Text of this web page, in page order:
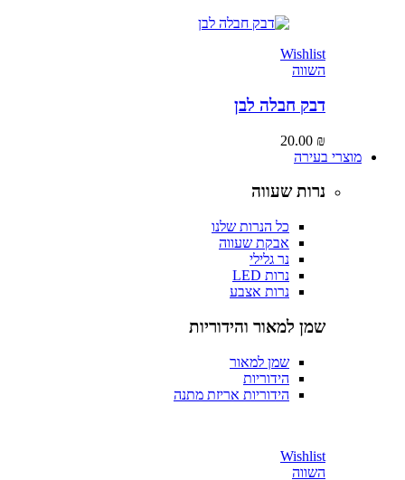
Wishlist
דבק חבלה לבן
20.00
מוצרי בעירה
נרות שעווה
כל הנרות שלנו
אבקת שעווה
נר גלילי
נרות LED
נרות אצבע
שמן למאור והידוריות
שמן למאור
הידוריות
הידוריות אריזת מתנה
Wishlist